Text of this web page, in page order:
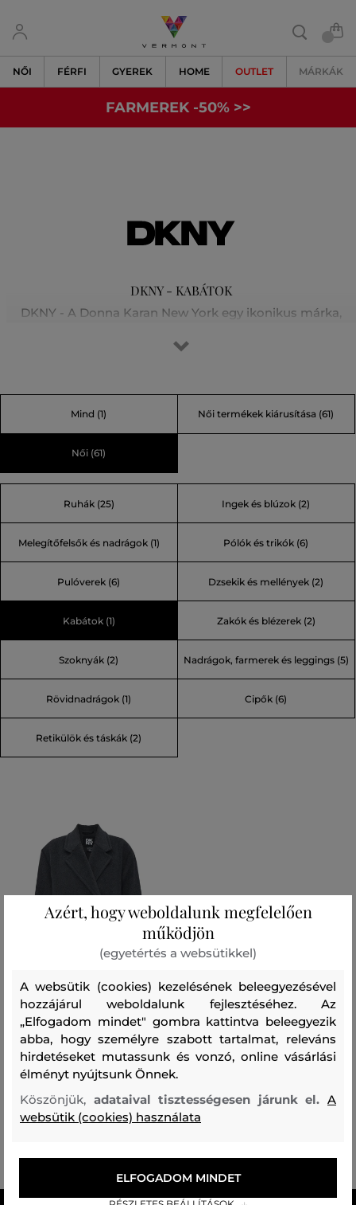
NŐI FÉRFI GYEREK HOME OUTLET MÁRKÁK
FARMEREK -50% >>
DKNY - KABÁTOK
DKNY - A Donna Karan New York egy ikonikus márka,
meg. Az 1984-es megalapítása óta, amelyet a látnok
stílust, és a modern design globális szimbólumává vált. A
munkahelyi találkozóktól az esti társasági eseményekig, a
amely olyan sokoldalú, mint Ön. Minden egyes kollekció a
kifinomultságot és a soha nem alvó metropolisz állandó
mozgását tükrözi.
Mind (1) Női termékek kiárusítása (61)
Női (61)
Ruhák (25) Ingek és blúzok (2)
Melegítőfelsők és nadrágok (1) Pólók és trikók (6)
Pulóverek (6) Dzsekik és mellények (2)
Kabátok (1) Zakók és blézerek (2)
Szoknyák (2) Nadrágok, farmerek és leggings (5)
Rövidnadrágok (1) Cipők (6)
Retikülök és táskák (2)
AKCIÓ -70%
UTOLSÓ ESÉLY
KABÁT DKNY WOOL COAT
143 990 Ft
43 190 Ft
Azért, hogy weboldalunk megfelelően
működjön
(egyetértés a websütikkel)
A websütik (cookies) kezelésének beleegyezésével
hozzájárul weboldalunk fejlesztéséhez. Az
„Elfogadom mindet" gombra kattintva beleegyezik
abba, hogy személyre szabott tartalmat, releváns
hirdetéseket mutassunk és vonzó, online vásárlási
élményt nyújtsunk Önnek.
Köszönjük, adataival tisztességesen járunk el.A
websütik (cookies) használata
ELFOGADOM MINDET